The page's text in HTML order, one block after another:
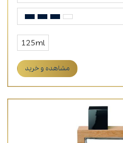
125ml
مشاهده و خرید